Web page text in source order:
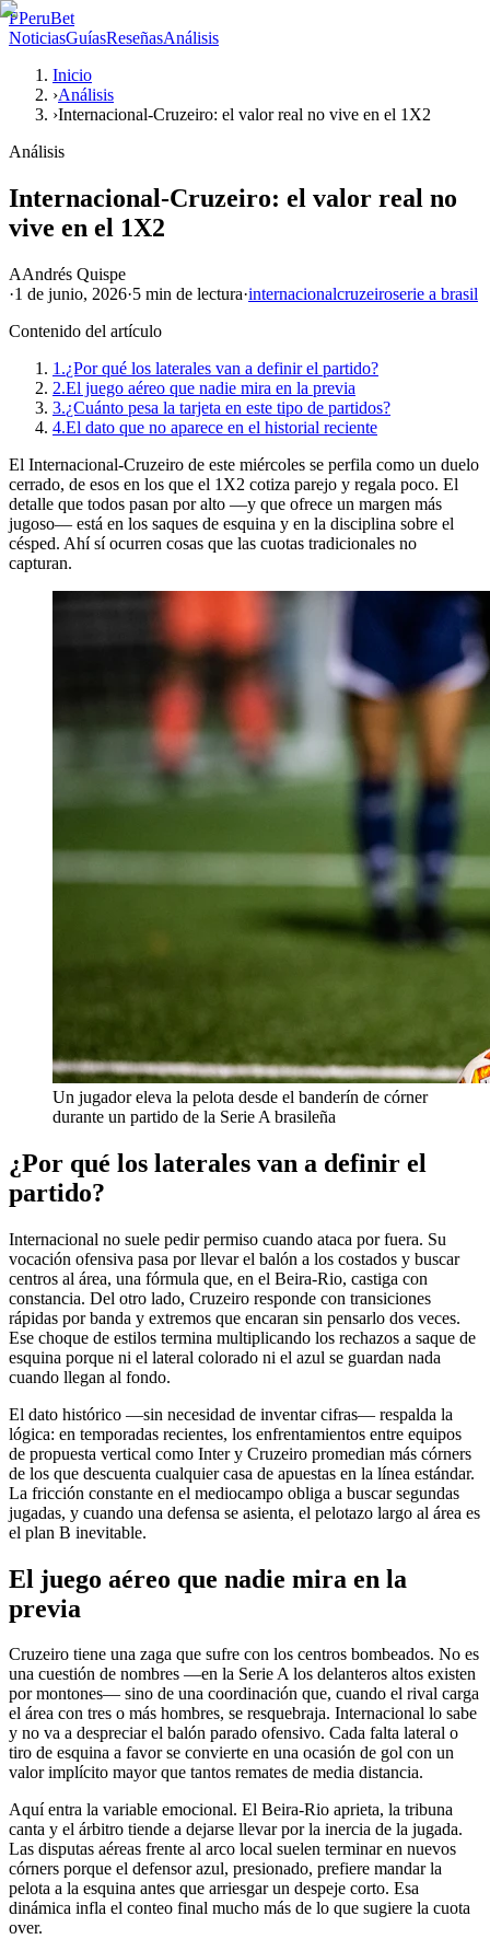
PPeruBet
NoticiasGuíasReseñasAnálisis
Inicio
›Análisis
›Internacional-Cruzeiro: el valor real no vive en el 1X2
Análisis
Internacional-Cruzeiro: el valor real no
vive en el 1X2
AAndrés Quispe
·1 de junio, 2026·5 min de lectura·internacionalcruzeiroserie a brasil
Contenido del artículo
1.¿Por qué los laterales van a definir el partido?
2.El juego aéreo que nadie mira en la previa
3.¿Cuánto pesa la tarjeta en este tipo de partidos?
4.El dato que no aparece en el historial reciente
El Internacional-Cruzeiro de este miércoles se perfila como un duelo
cerrado, de esos en los que el 1X2 cotiza parejo y regala poco. El
detalle que todos pasan por alto —y que ofrece un margen más
jugoso— está en los saques de esquina y en la disciplina sobre el
césped. Ahí sí ocurren cosas que las cuotas tradicionales no
capturan.
Un jugador eleva la pelota desde el banderín de córner
durante un partido de la Serie A brasileña
¿Por qué los laterales van a definir el
partido?
Internacional no suele pedir permiso cuando ataca por fuera. Su
vocación ofensiva pasa por llevar el balón a los costados y buscar
centros al área, una fórmula que, en el Beira-Rio, castiga con
constancia. Del otro lado, Cruzeiro responde con transiciones
rápidas por banda y extremos que encaran sin pensarlo dos veces.
Ese choque de estilos termina multiplicando los rechazos a saque de
esquina porque ni el lateral colorado ni el azul se guardan nada
cuando llegan al fondo.
El dato histórico —sin necesidad de inventar cifras— respalda la
lógica: en temporadas recientes, los enfrentamientos entre equipos
de propuesta vertical como Inter y Cruzeiro promedian más córners
de los que descuenta cualquier casa de apuestas en la línea estándar.
La fricción constante en el mediocampo obliga a buscar segundas
jugadas, y cuando una defensa se asienta, el pelotazo largo al área es
el plan B inevitable.
El juego aéreo que nadie mira en la
previa
Cruzeiro tiene una zaga que sufre con los centros bombeados. No es
una cuestión de nombres —en la Serie A los delanteros altos existen
por montones— sino de una coordinación que, cuando el rival carga
el área con tres o más hombres, se resquebraja. Internacional lo sabe
y no va a despreciar el balón parado ofensivo. Cada falta lateral o
tiro de esquina a favor se convierte en una ocasión de gol con un
valor implícito mayor que tantos remates de media distancia.
Aquí entra la variable emocional. El Beira-Rio aprieta, la tribuna
canta y el árbitro tiende a dejarse llevar por la inercia de la jugada.
Las disputas aéreas frente al arco local suelen terminar en nuevos
córners porque el defensor azul, presionado, prefiere mandar la
pelota a la esquina antes que arriesgar un despeje corto. Esa
dinámica infla el conteo final mucho más de lo que sugiere la cuota
over.